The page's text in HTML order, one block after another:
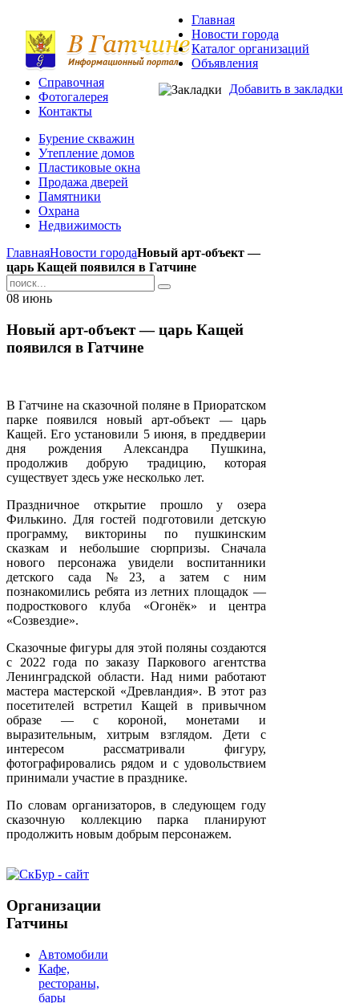
Добавить в закладки
Главная
Новости города
Каталог организаций
Объявления
Справочная
Фотогалерея
Контакты
Бурение скважин
Утепление домов
Пластиковые окна
Продажа дверей
Памятники
Охрана
Недвижимость
ГлавнаяНовости городаНовый арт-объект —
царь Кащей появился в Гатчине
08 июнь
Новый арт-объект — царь Кащей
появился в Гатчине
В Гатчине на сказочной поляне в Приоратском
парке появился новый арт-объект — царь
Кащей. Его установили 5 июня, в преддверии
дня рождения Александра Пушкина,
продолжив добрую традицию, которая
существует здесь уже несколько лет.
Праздничное открытие прошло у озера
Филькино. Для гостей подготовили детскую
программу, викторины по пушкинским
сказкам и небольшие сюрпризы. Сначала
нового персонажа увидели воспитанники
детского сада №23, а затем с ним
познакомились ребята из летних площадок —
подросткового клуба «Огонёк» и центра
«Созвездие».
Сказочные фигуры для этой поляны создаются
с 2022 года по заказу Паркового агентства
Ленинградской области. Над ними работают
мастера мастерской «Древландия». В этот раз
посетителей встретил Кащей в привычном
образе — с короной, монетами и
выразительным, хитрым взглядом. Дети с
интересом рассматривали фигуру,
фотографировались рядом и с удовольствием
принимали участие в празднике.
По словам организаторов, в следующем году
сказочную коллекцию парка планируют
продолжить новым добрым персонажем.
Организации
Гатчины
Автомобили
Кафе,
рестораны,
бары